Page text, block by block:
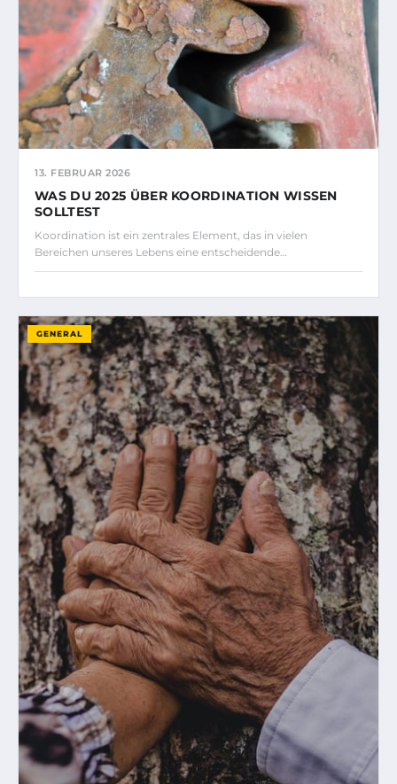
13. FEBRUAR 2026
WAS DU 2025 ÜBER KOORDINATION WISSEN
SOLLTEST
Koordination ist ein zentrales Element, das in vielen
Bereichen unseres Lebens eine entscheidende…
GENERAL